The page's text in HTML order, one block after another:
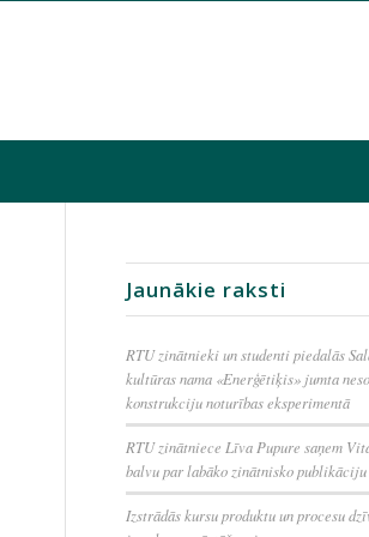
Jaunākie raksti
RTU zinātnieki un studenti piedalās
kultūras nama «Enerģētiķis» jumta
konstrukciju noturības eksperimentā
RTU zinātniece Līva Pupure saņem
balvu par labāko zinātnisko publikāciju
Izstrādās kursu produktu un procesu